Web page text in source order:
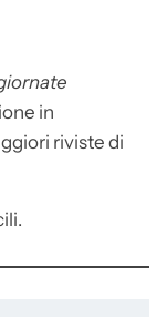
in
riviste di